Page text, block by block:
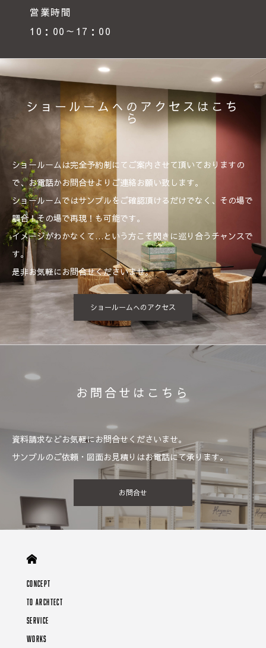
営業時間
10：00～17：00
ショールームへのアクセスはこち
ら
ショールームは完全予約制にてご案内させて頂いておりますの
で、お電話かお問合せよりご連絡お願い致します。
ショールームではサンプルをご確認頂けるだけでなく、その場で
調合！その場で再現！も可能です。
イメージがわかなくて…という方こそ閃きに巡り合うチャンスで
す。
是非お気軽にお問合せくださいませ。
ショールームへのアクセス
お問合せはこちら
資料請求などお気軽にお問合せくださいませ。
サンプルのご依頼・図面お見積りはお電話にて承ります。
お問合せ
CONCEPT
TO ARCHTECT
SERVICE
WORKS